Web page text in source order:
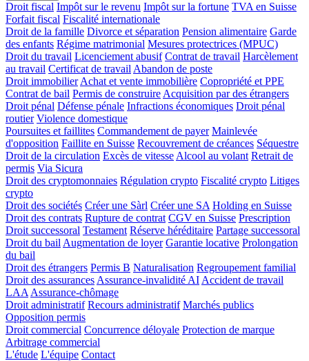
Droit fiscal Impôt sur le revenu Impôt sur la fortune TVA en Suisse
Forfait fiscal Fiscalité internationale
Droit de la famille Divorce et séparation Pension alimentaire Garde
des enfants Régime matrimonial Mesures protectrices (MPUC)
Droit du travail Licenciement abusif Contrat de travail Harcèlement
au travail Certificat de travail Abandon de poste
Droit immobilier Achat et vente immobilière Copropriété et PPE
Contrat de bail Permis de construire Acquisition par des étrangers
Droit pénal Défense pénale Infractions économiques Droit pénal
routier Violence domestique
Poursuites et faillites Commandement de payer Mainlevée
d'opposition Faillite en Suisse Recouvrement de créances Séquestre
Droit de la circulation Excès de vitesse Alcool au volant Retrait de
permis Via Sicura
Droit des cryptomonnaies Régulation crypto Fiscalité crypto Litiges
crypto
Droit des sociétés Créer une Sàrl Créer une SA Holding en Suisse
Droit des contrats Rupture de contrat CGV en Suisse Prescription
Droit successoral Testament Réserve héréditaire Partage successoral
Droit du bail Augmentation de loyer Garantie locative Prolongation
du bail
Droit des étrangers Permis B Naturalisation Regroupement familial
Droit des assurances Assurance-invalidité AI Accident de travail
LAA Assurance-chômage
Droit administratif Recours administratif Marchés publics
Opposition permis
Droit commercial Concurrence déloyale Protection de marque
Arbitrage commercial
L'étude L'équipe Contact